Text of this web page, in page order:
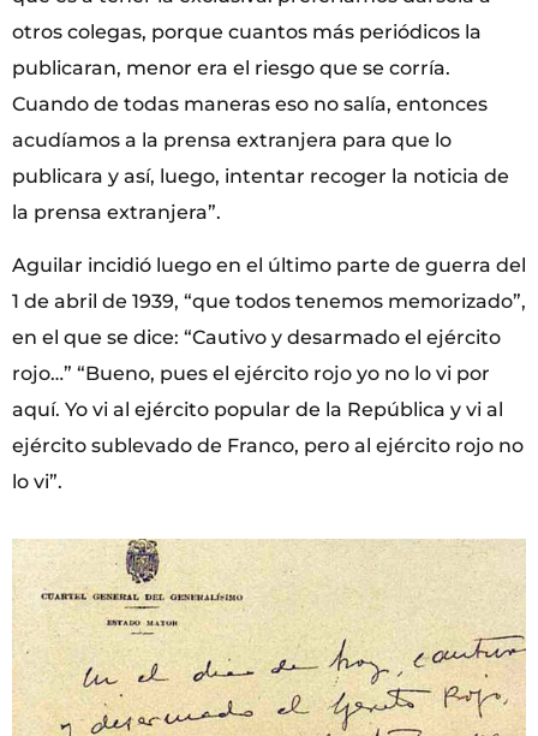
otros colegas, porque cuantos más periódicos la
publicaran, menor era el riesgo que se corría.
Cuando de todas maneras eso no salía, entonces
acudíamos a la prensa extranjera para que lo
publicara y así, luego, intentar recoger la noticia de
la prensa extranjera”.
Aguilar incidió luego en el último parte de guerra del
1 de abril de 1939, “que todos tenemos memorizado”,
en el que se dice: “Cautivo y desarmado el ejército
rojo…” “Bueno, pues el ejército rojo yo no lo vi por
aquí. Yo vi al ejército popular de la República y vi al
ejército sublevado de Franco, pero al ejército rojo no
lo vi”.